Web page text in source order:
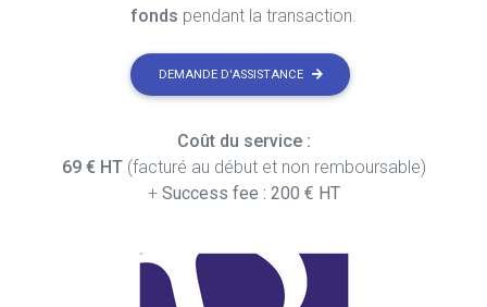
fonds pendant la transaction.
DEMANDE D'ASSISTANCE
Coût du service :
69 € HT(facturé au début et non remboursable)
+ Success fee : 200 € HT